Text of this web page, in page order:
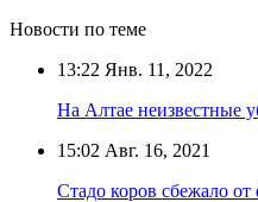
Новости по теме
13:22 Янв. 11, 2022
На Алтае неизвестные
15:02 Авг. 16, 2021
Стадо коров сбежало